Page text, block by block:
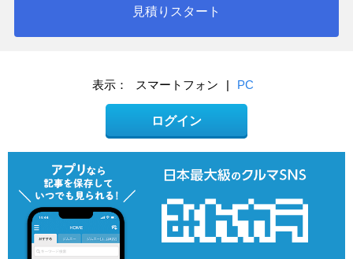
見積りスタート
表示： スマートフォン | PC
ログイン